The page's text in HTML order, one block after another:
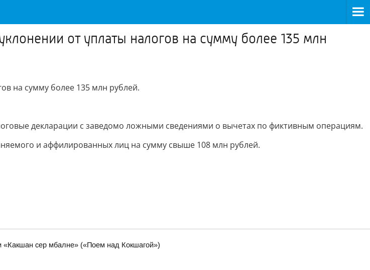
от уплаты налогов на сумму более 135 млн
на сумму более 135 млн рублей.
декларации с заведомо ложными сведениями о вычетах по фиктивным операциям.
и аффилированных лиц на сумму свыше 108 млн рублей.
«Какшан сер мбалне» («Поем над Кокшагой»)